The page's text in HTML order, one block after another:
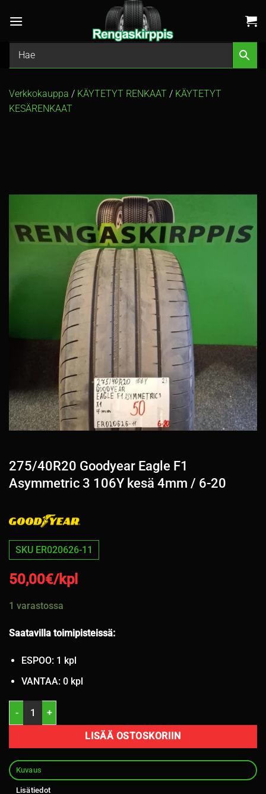
Verkkokauppa / KÄYTETYT RENKAAT / KÄYTETYT
KESÄRENKAAT
275/40R20 Goodyear Eagle F1
Asymmetric 3 106Y kesä 4mm / 6-20
SKU ER020626-11
50,00€/kpl
1 varastossa
Saatavilla toimipisteissä:
ESPOO: 1 kpl
VANTAA: 0 kpl
275/40R20 Goodyear Eagle F1 Asymmetric 3 106Y kesä 4mm / 6-20
LISÄÄ OSTOSKORIIN
Kuvaus
Lisätiedot